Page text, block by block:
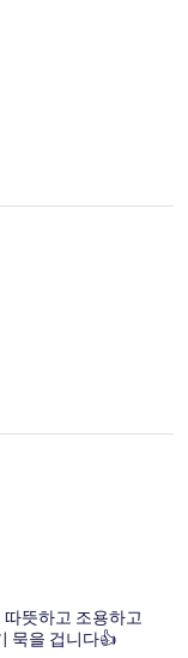
뜻하고 조용하고
묵을 겁니다👍